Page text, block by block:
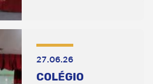
27.06.26
COLÉGIO